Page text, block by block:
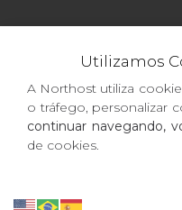
Utilizamos
A Northost utiliza
o tráfego, personalizar
continuar navegando,
de cookies.